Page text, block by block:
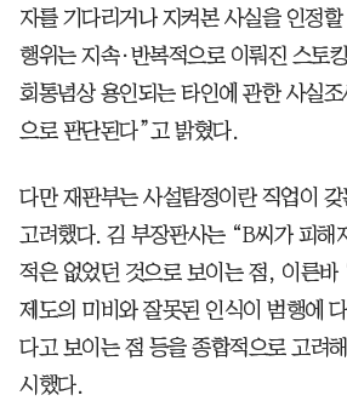
자를 기다리거나 지켜본 사실을 인정
행위는 지속·반복적으로 이뤄진 스토
회통념상 용인되는 타인에 관한 사실
으로 판단된다”고 밝혔다.
다만 재판부는 사설탐정이란 직업이 갖
고려했다. 김 부장판사는 “B씨가 피해
적은 없었던 것으로 보이는 점, 이른바
제도의 미비와 잘못된 인식이 범행에
다고 보이는 점 등을 종합적으로 고려
시했다.